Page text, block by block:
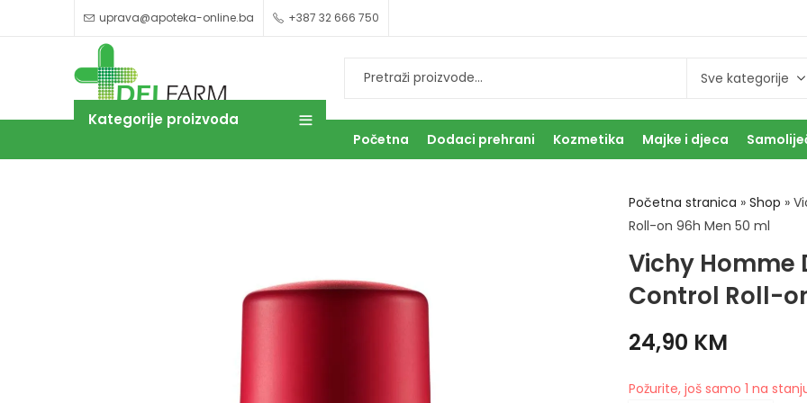
uprava@apoteka-online.ba +387 32 666 750
Kategorije proizvoda
Početna Dodaci prehrani Kozmetika Majke i djeca
Početna stranica » Shop »
Roll-on 96h Men 50 ml
Vichy Homme
Control Roll-
24,90 KM
Požurite, još samo 1 na